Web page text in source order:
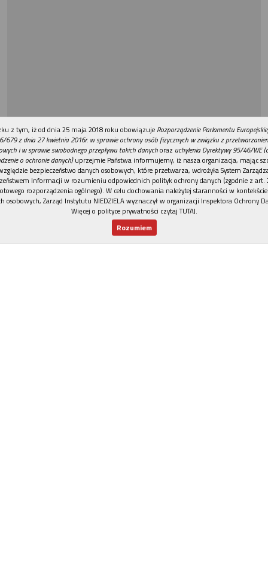
REKLAMA
z tym, iż od dnia 25 maja 2018 roku obowiązuje Rozporządzenie Parlamentu
679 z dnia 27 kwietnia 2016r. w sprawie ochrony osób fizycznych w związku z
i w sprawie swobodnego przepływu takich danychoraz uchylenia Dyrektywy 95/46/WE
o ochronie danych)uprzejmie Państwa informujemy, iż nasza organizacja, mając
bezpieczeństwo danych osobowych, które przetwarza, wdrożyła System
Informacji w rozumieniu odpowiednich polityk ochrony danych (zgodnie z art.
rozporządzenia ogólnego). W celu dochowania należytej staranności w
osobowych, Zarząd Instytutu NIEDZIELA wyznaczył w organizacji Inspektora Ochrony
Więcej o polityce prywatności czytaj TUTAJ.
Rozumiem